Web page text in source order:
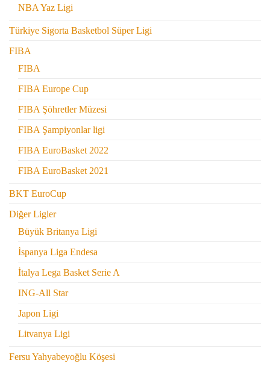
NBA Yaz Ligi
Türkiye Sigorta Basketbol Süper Ligi
FIBA
FIBA
FIBA Europe Cup
FIBA Şöhretler Müzesi
FIBA Şampiyonlar ligi
FIBA EuroBasket 2022
FIBA EuroBasket 2021
BKT EuroCup
Diğer Ligler
Büyük Britanya Ligi
İspanya Liga Endesa
İtalya Lega Basket Serie A
ING-All Star
Japon Ligi
Litvanya Ligi
Fersu Yahyabeyoğlu Köşesi